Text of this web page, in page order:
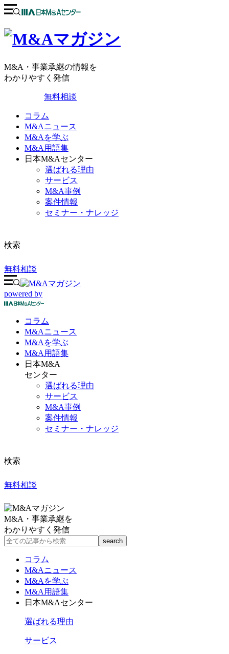
M&A・事業承継の情報を
わかりやすく発信
無料相談
コラム
M&Aニュース
M&Aを学ぶ
M&A用語集
日本M&Aセンター
選ばれる理由
サービス
M&A事例
案件情報
セミナー・ナレッジ
検索
無料相談
powered by
コラム
M&Aニュース
M&Aを学ぶ
M&A 用語集
日本M&A
センター
選ばれる理由
サービス
M&A事例
案件情報
セミナー・ナレッジ
検索
無料相談
M&A・事業承継を
わかりやすく発信
コラム
M&Aニュース
M&Aを学ぶ
M&A用語集
日本M&Aセンター
選ばれる理由
サービス